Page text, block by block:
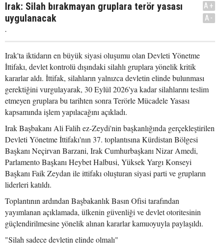
Irak: Silah bırakmayan gruplara terör yasası
uygulanacak
.
A+
A-
Irak'ta iktidarın en büyük siyasi oluşumu olan Devleti Yönetme
İttifakı, devlet kontrolü dışındaki silahlı gruplara yönelik kritik
kararlar aldı. İttifak, silahların yalnızca devletin elinde bulunması
gerektiğini vurgulayarak, 30 Eylül 2026'ya kadar silahlarını teslim
etmeyen gruplara bu tarihten sonra Terörle Mücadele Yasası
kapsamında işlem yapılacağını açıkladı.
Irak Başbakanı Ali Falih ez-Zeydi'nin başkanlığında gerçekleştirilen
Devleti Yönetme İttifakı'nın 37. toplantısına Kürdistan Bölgesi
Başkanı Neçirvan Barzani, Irak Cumhurbaşkanı Nizar Amedi,
Parlamento Başkanı Heybet Halbusi, Yüksek Yargı Konseyi
Başkanı Faik Zeydan ile ittifakı oluşturan siyasi parti ve grupların
liderleri katıldı.
Toplantının ardından Başbakanlık Basın Ofisi tarafından
yayımlanan açıklamada, ülkenin güvenliği ve devlet otoritesinin
güçlendirilmesine yönelik alınan kararlar kamuoyuyla paylaşıldı.
"Silah sadece devletin elinde olmalı"